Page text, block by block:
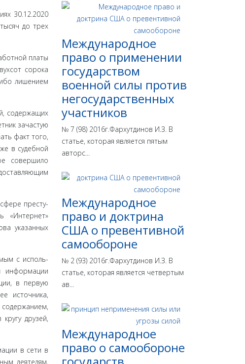
30.12.2020
до трех
платы
сорока
лишением
содержа­щих
зача­стую
факт того,
в судебной
совершило
престу­
«Интернет»
указанных
с исполь­
информации
в первую
источника,
друзей,
в сети в
деятелям,
Международное
право о применении
государством
военной силы против
негосударственных
участников
№ 7 (98) 2016г.Фархутдинов И.З. В
статье, которая является пятым
авторс...
Международное
право и доктрина
США о превентивной
самообороне
№ 2 (93) 2016г.Фархутдинов И.З. В
статье, которая является четвертым
ав...
Международное
право о самообороне